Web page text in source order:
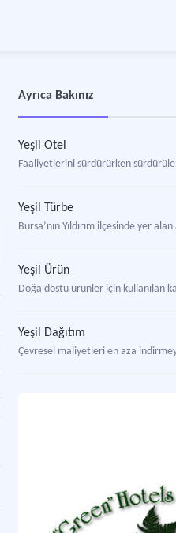
Ayrıca Bakınız
Yeşil Otel
Faaliyetlerini sürdürürken
Yeşil Türbe
Bursa’nın Yıldırım ilçesinde yer
Yeşil Ürün
Doğa dostu ürünler için kullanılan
Yeşil Dağıtım
Çevresel maliyetleri en aza
Yeşil Destinasyon